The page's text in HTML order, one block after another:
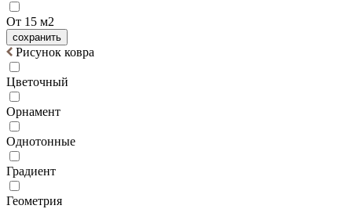
От 15 м2
сохранить
Рисунок ковра
Цветочный
Орнамент
Однотонные
Градиент
Геометрия